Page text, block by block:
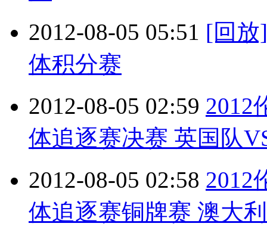
2012-08-05 05:51 [回放
体积分赛
2012-08-05 02:59 2012
体追逐赛决赛 英国队
2012-08-05 02:58 2012
体追逐赛铜牌赛 澳大